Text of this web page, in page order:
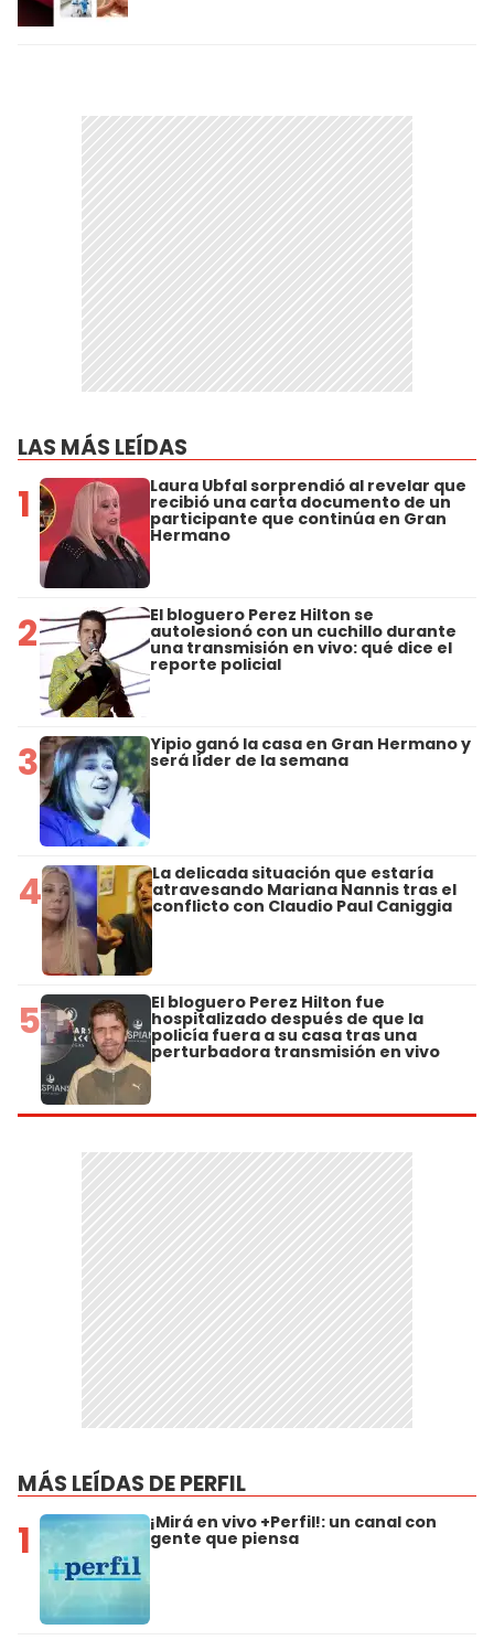
LAS MÁS LEÍDAS
1 Laura Ubfal sorprendió al revelar que
recibió una carta documento de un
participante que continúa en Gran
Hermano
2 El bloguero Perez Hilton se
autolesionó con un cuchillo durante
una transmisión en vivo: qué dice el
reporte policial
3 Yipio ganó la casa en Gran Hermano y
será líder de la semana
4 La delicada situación que estaría
atravesando Mariana Nannis tras el
conflicto con Claudio Paul Caniggia
5 El bloguero Perez Hilton fue
hospitalizado después de que la
policía fuera a su casa tras una
perturbadora transmisión en vivo
MÁS LEÍDAS DE PERFIL
1 ¡Mirá en vivo +Perfil!: un canal con
gente que piensa